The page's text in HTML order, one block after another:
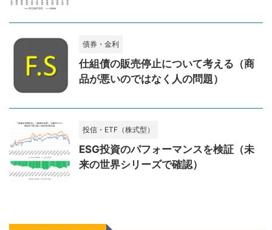
債券・金利
仕組債の販売停止について考える（商
品が悪いのではなく人の問題）
投信・ETF（株式型）
ESG投資のパフォーマンスを検証（未
来の世界シリーズで確認）